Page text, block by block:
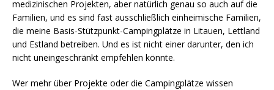
medizinischen Projekten, aber natürlich genau so auch auf die
Familien, und es sind fast ausschließlich einheimische Familien,
die meine Basis-Stützpunkt-Campingplätze in Litauen, Lettland
und Estland betreiben. Und es ist nicht einer darunter, den ich
nicht uneingeschränkt empfehlen könnte.
Wer mehr über Projekte oder die Campingplätze wissen